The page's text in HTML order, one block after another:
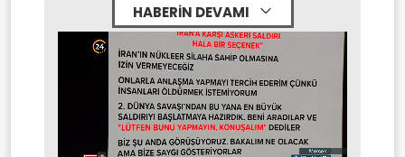
HABERİN DEVAMI